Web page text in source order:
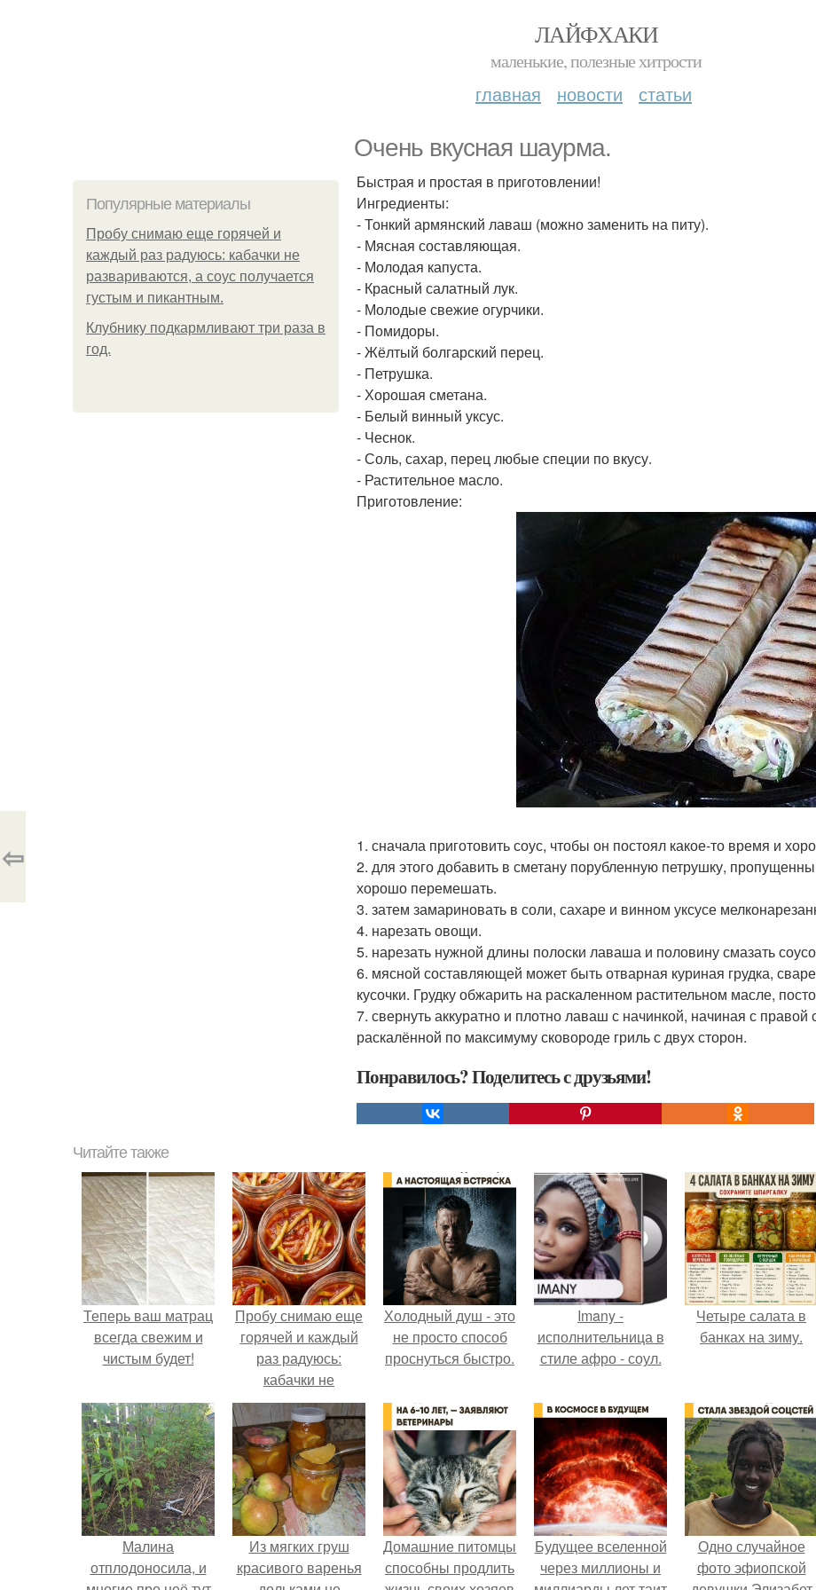
ЛАЙФХАКИ
маленькие, полезные хитрости
главная новости статьи
Очень вкусная шаурма.
Популярные материалы
Пробу снимаю еще горячей и
каждый раз радуюсь: кабачки не
развариваются, а соус получается
густым и пикантным.
Клубнику подкaрмливают три раза в
гoд.
Быстрая и простая в приготовлении!
Ингредиенты:
- Тонкий армянский лаваш (можно заменить на питу).
- Мясная составляющая.
- Молодая капуста.
- Красный салатный лук.
- Молодые свежие огурчики.
- Помидоры.
- Жёлтый болгарский перец.
- Петрушка.
- Хорошая сметана.
- Белый винный уксус.
- Чеснок.
- Соль, сахар, перец любые специи по вкусу.
- Растительное масло.
Приготовление:
1. сначала приготовить соус, чтобы он постоял какое-то время и
2. для этого добавить в сметану порубленную петрушку,
хорошо перемешать.
3. затем замариновать в соли, сахаре и винном уксусе
4. нарезать овощи.
5. нарезать нужной длины полоски лаваша и половину смазать
6. мясной составляющей может быть отварная куриная грудка,
кусочки. Грудку обжарить на раскаленном растительном масле,
7. свернуть аккуратно и плотно лаваш с начинкой, начиная с
раскалённой по максимуму сковороде гриль с двух сторон.
Понравилось? Поделитесь с друзьями!
⇦
Читайте также
Теперь ваш матрац
всегда свежим и
чистым будет!
Пробу снимаю еще
горячей и каждый
раз радуюсь:
кабачки не
развариваются, а
соус получается
густым и
пикантным.
Холодный душ - это
не просто способ
проснуться быстро.
Imany -
исполнительница в
стиле афро - соул.
Четыре салата в
банках на зиму.
Малина
отплодоносила, и
Из мягких груш
красивого варенья
Домашние питомцы
способны продлить
Будущее вселенной
через миллионы и
Одно случайное
фото эфиопской